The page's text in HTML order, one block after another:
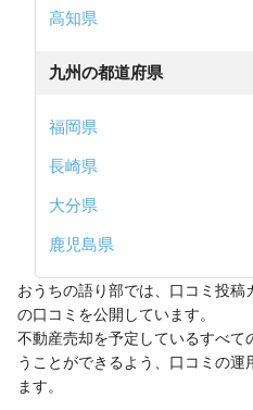
高知県
九州の都道府県
福岡県
長崎県
大分県
鹿児島県
おうちの語り部では、口コミ投
の口コミを公開しています。
不動産売却を予定しているすべ
うことができるよう、口コミの
ます。